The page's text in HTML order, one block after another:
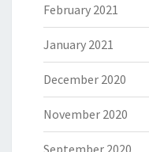
February 2021
January 2021
December 2020
November 2020
September 2020